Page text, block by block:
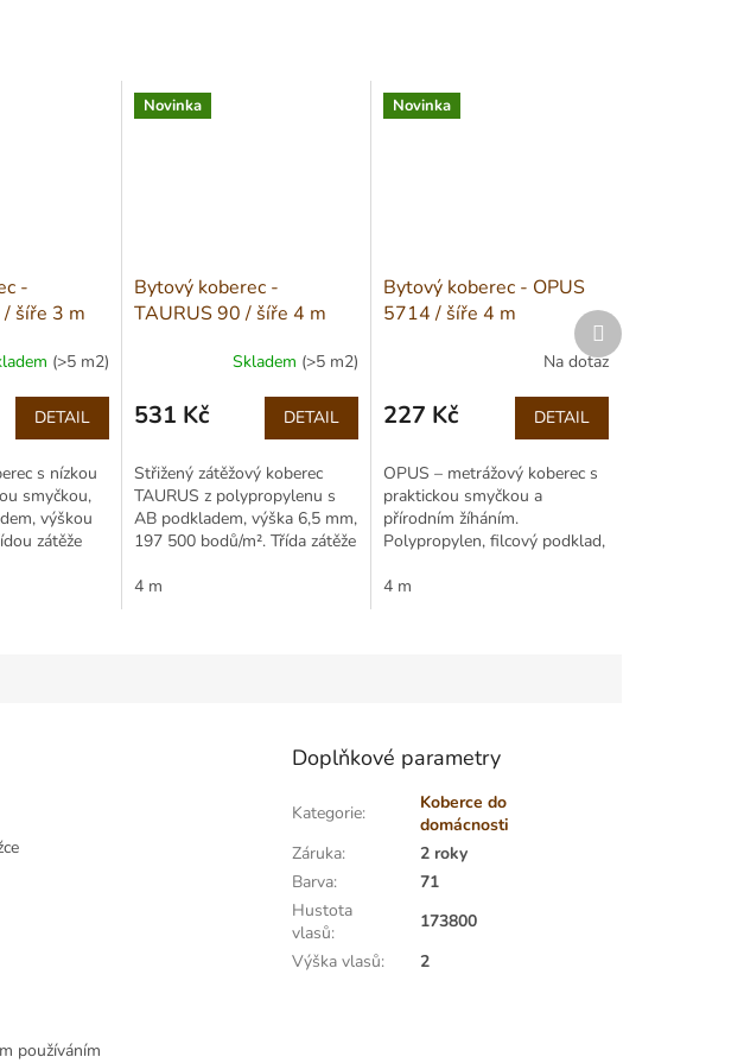
-
/ šíře 3 m
(>5 m2)
DETAIL
s nízkou
smyčkou,
výškou
zátěže
Novinka
Bytový koberec -
TAURUS 90 / šíře 4 m
Skladem (>5 m2)
531 Kč DETAIL
Střižený zátěžový koberec
TAURUS z polypropylenu s
AB podkladem, výška 6,5 mm,
197 500 bodů/m². Třída zátěže
stínování.
4 m
Novinka
Bytový koberec - OPUS
5714 / šíře 4 m
Na dotaz
227 Kč DETAIL
OPUS – metrážový koberec s
praktickou smyčkou a
přírodním žíháním.
Polypropylen, filcový podklad,
středně zatěžovaných prostor.
4 m
Další
produkt
používáním
Doplňkové parametry
Kategorie:
Koberce do
domácnosti
Záruka:
2 roky
Barva:
71
Hustota
vlasů:
173800
Výška vlasů: 2